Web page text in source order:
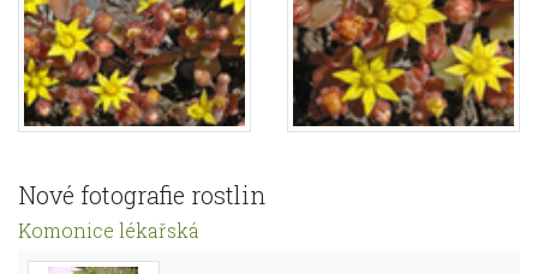
Nové fotografie rostlin
Komonice lékařská